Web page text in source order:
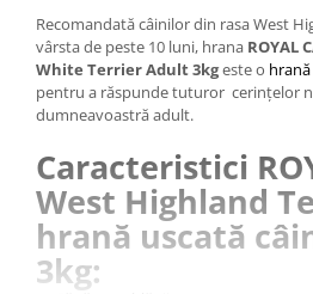
Recomandată câinilor din rasa West
vârsta de peste 10 luni, hrana ROYAL
White Terrier Adult 3kgeste o
pentru a răspunde tuturor cerințelor
dumneavoastră adult.
Caracteristici
West Highland
hrană uscată
3kg: